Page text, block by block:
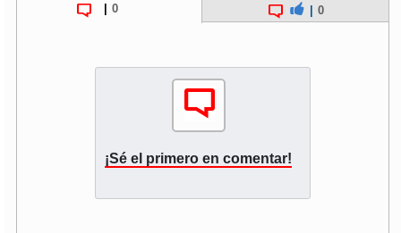
0 0
¡Sé el primero en comentar!